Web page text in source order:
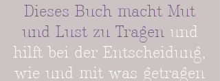
Dieses Buch macht Mut
und Lust zu Tragen und
hilft bei der Entscheidung,
wie und mit was getragen